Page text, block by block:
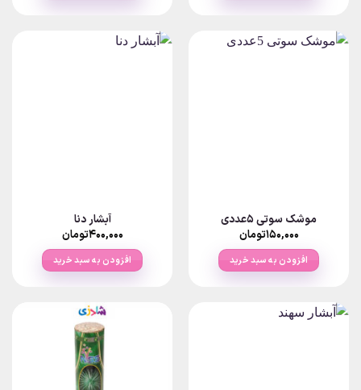
موشک سوتی 5عددی
۱۵۰,۰۰۰تومان
افزودن به سبد خرید
آبشار دنا
۴۰۰,۰۰۰تومان
افزودن به سبد خرید